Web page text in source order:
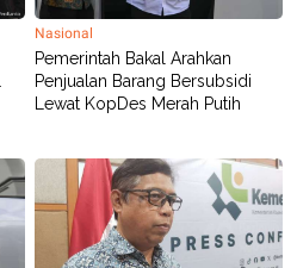
Nasional
Pemerintah Bakal Arahkan
Penjualan Barang Bersubsidi
Lewat KopDes Merah Putih